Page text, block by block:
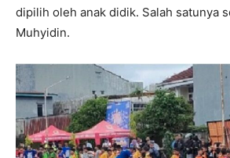
dipilih oleh anak didik. Salah satunya
Muhyidin.